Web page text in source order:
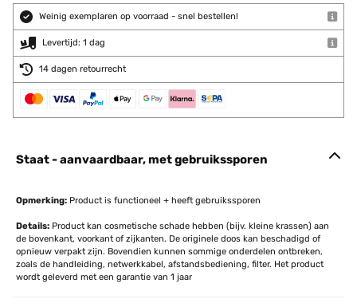
Weinig exemplaren op voorraad - snel bestellen!
Levertijd: 1 dag
14 dagen retourrecht
Staat - aanvaardbaar, met gebruikssporen
Opmerking: Product is functioneel + heeft gebruikssporen
Details: Product kan cosmetische schade hebben (bijv. kleine krassen) aan
de bovenkant, voorkant of zijkanten. De originele doos kan beschadigd of
opnieuw verpakt zijn. Bovendien kunnen sommige onderdelen ontbreken,
zoals de handleiding, netwerkkabel, afstandsbediening, filter. Het product
wordt geleverd met een garantie van 1 jaar